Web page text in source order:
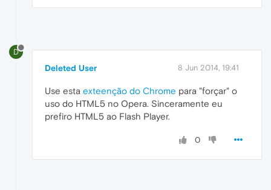
D
Deleted User 8 Jun 2014, 19:41
Use esta exteenção do Chrome para "forçar" o
uso do HTML5 no Opera. Sinceramente eu
prefiro HTML5 ao Flash Player.
0